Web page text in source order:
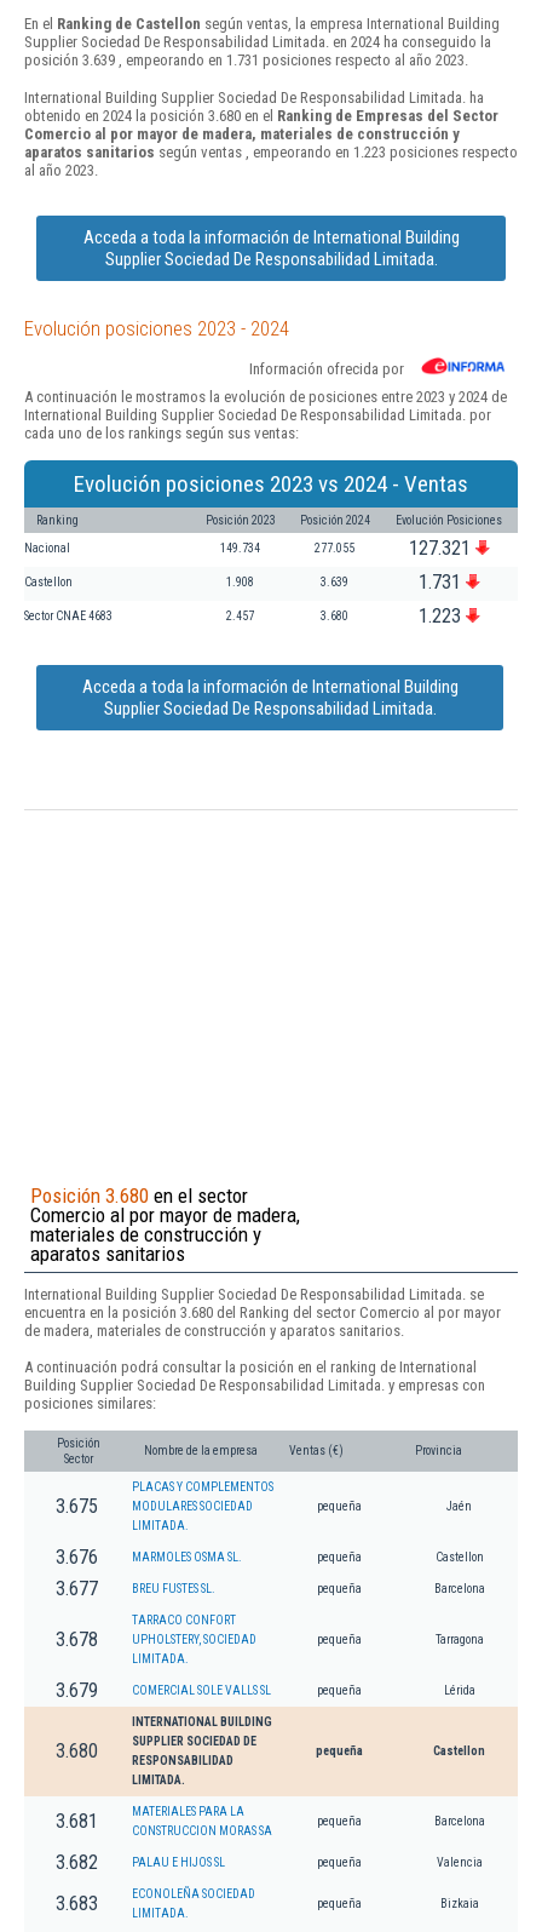
En el Ranking de Castellon según ventas, la empresa International Building
Supplier Sociedad De Responsabilidad Limitada. en 2024 ha conseguido la
posición 3.639 , empeorando en 1.731 posiciones respecto al año 2023.
International Building Supplier Sociedad De Responsabilidad Limitada. ha
obtenido en 2024 la posición 3.680 en el Ranking de Empresas del Sector
Comercio al por mayor de madera, materiales de construcción y
aparatos sanitarios según ventas , empeorando en 1.223 posiciones respecto
al año 2023.
Acceda a toda la información de International Building
Supplier Sociedad De Responsabilidad Limitada.
Evolución posiciones 2023 - 2024
Información ofrecida por
A continuación le mostramos la evolución de posiciones entre 2023 y 2024 de
International Building Supplier Sociedad De Responsabilidad Limitada. por
cada uno de los rankings según sus ventas:
Evolución posiciones 2023 vs 2024 - Ventas
Ranking Posición 2023 Posición 2024 Evolución Posiciones
Nacional 149.734 277.055 127.321
Castellon 1.908 3.639 1.731
Sector CNAE 4683 2.457 3.680 1.223
Acceda a toda la información de International Building
Supplier Sociedad De Responsabilidad Limitada.
Posición 3.680 en el sector
Comercio al por mayor de madera,
materiales de construcción y
aparatos sanitarios
International Building Supplier Sociedad De Responsabilidad Limitada. se
encuentra en la posición 3.680 del Ranking del sector Comercio al por mayor
de madera, materiales de construcción y aparatos sanitarios.
A continuación podrá consultar la posición en el ranking de International
Building Supplier Sociedad De Responsabilidad Limitada. y empresas con
posiciones similares:
Posición
Sector
Nombre de la empresa Ventas (€) Provincia
3.675
PLACAS Y COMPLEMENTOS
MODULARES SOCIEDAD
LIMITADA.
pequeña Jaén
3.676 MARMOLES OSMA SL. pequeña Castellon
3.677 BREU FUSTES SL. pequeña Barcelona
3.678
TARRACO CONFORT
UPHOLSTERY, SOCIEDAD
LIMITADA.
pequeña Tarragona
3.679 COMERCIAL SOLE VALLS SL pequeña Lérida
3.680
INTERNATIONAL BUILDING
SUPPLIER SOCIEDAD DE
RESPONSABILIDAD
LIMITADA.
pequeña Castellon
3.681
MATERIALES PARA LA
CONSTRUCCION MORAS SA
pequeña Barcelona
3.682 PALAU E HIJOS SL pequeña Valencia
3.683
ECONOLEÑA SOCIEDAD
LIMITADA.
pequeña Bizkaia